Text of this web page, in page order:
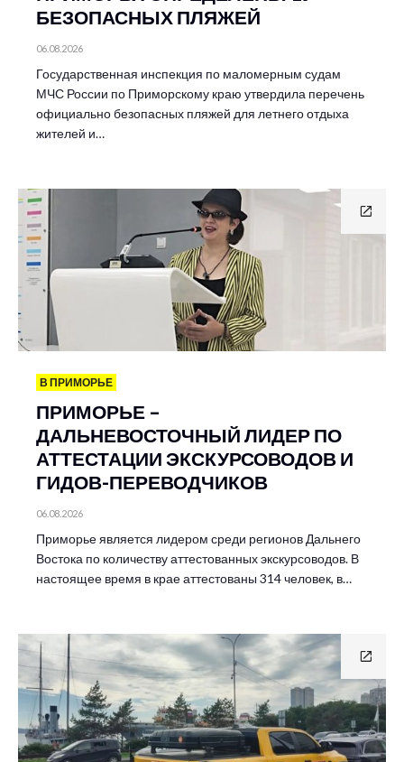
БЕЗОПАСНЫХ ПЛЯЖЕЙ
06.08.2026
Государственная инспекция по маломерным судам
МЧС России по Приморскому краю утвердила перечень
официально безопасных пляжей для летнего отдыха
жителей и…
В ПРИМОРЬЕ
ПРИМОРЬЕ –
ДАЛЬНЕВОСТОЧНЫЙ ЛИДЕР ПО
АТТЕСТАЦИИ ЭКСКУРСОВОДОВ И
ГИДОВ-ПЕРЕВОДЧИКОВ
06.08.2026
Приморье является лидером среди регионов Дальнего
Востока по количеству аттестованных экскурсоводов. В
настоящее время в крае аттестованы 314 человек, в…